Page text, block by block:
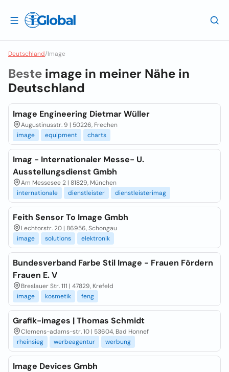
Deutschland/Image
Beste image in meiner Nähe in
Deutschland
Image Engineering Dietmar Wüller
Augustinusstr. 9 | 50226, Frechen
image
equipment charts
Imag - Internationaler Messe- U.
Ausstellungsdienst Gmbh
Am Messesee 2 | 81829, München
internationale
dienstleister dienstleisterimag
Feith Sensor To Image Gmbh
Lechtorstr. 20 | 86956, Schongau
image
solutions elektronik
Bundesverband Farbe Stil Image - Frauen Fördern
Frauen E. V
Breslauer Str. 111 | 47829, Krefeld
image
kosmetik feng
Grafik-images | Thomas Schmidt
Clemens-adams-str. 10 | 53604, Bad Honnef
rheinsieg
werbeagentur werbung
Image Devices Gmbh